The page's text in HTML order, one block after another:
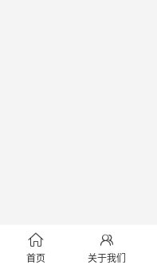

首页

关于我们